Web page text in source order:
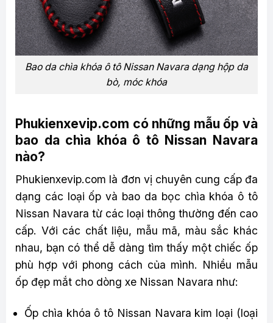
Bao da chìa khóa ô tô Nissan Navara dạng hộp da
bò, móc khóa
Phukienxevip.com có những mẫu ốp và
bao da chìa khóa ô tô Nissan Navara
nào?
Phukienxevip.com là đơn vị chuyên cung cấp đa
dạng các loại ốp và bao da bọc chìa khóa ô tô
Nissan Navara từ các loại thông thường đến cao
cấp. Với các chất liệu, mẫu mã, màu sắc khác
nhau, bạn có thể dễ dàng tìm thấy một chiếc ốp
phù hợp với phong cách của mình. Nhiều mẫu
ốp đẹp mắt cho dòng xe Nissan Navara như:
Ốp chìa khóa ô tô Nissan Navara kim loại (loại